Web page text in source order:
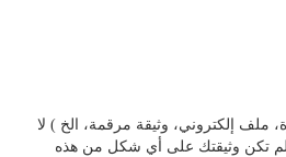
ملف إلكتروني، وثيقة مرقمة، الخ ) لا
بايت، إذا لم تكن وثيقتك على أي شكل من هذه